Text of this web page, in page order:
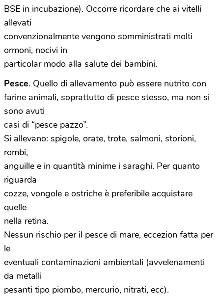
BSE in incubazione). Occorre ricordare che ai vitelli
allevati
convenzionalmente vengono somministrati molti
ormoni, nocivi in
particolar modo alla salute dei bambini.
Pesce. Quello di allevamento può essere nutrito con
farine animali, soprattutto di pesce stesso, ma non si
sono avuti
casi di “pesce pazzo”.
Si allevano: spigole, orate, trote, salmoni, storioni,
rombi,
anguille e in quantità minime i saraghi. Per quanto
riguarda
cozze, vongole e ostriche è preferibile acquistare
quelle
nella retina.
Nessun rischio per il pesce di mare, eccezion fatta per
le
eventuali contaminazioni ambientali (avvelenamenti
da metalli
pesanti tipo piombo, mercurio, nitrati, ecc).